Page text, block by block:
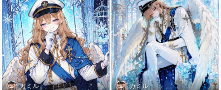
カミル カミル